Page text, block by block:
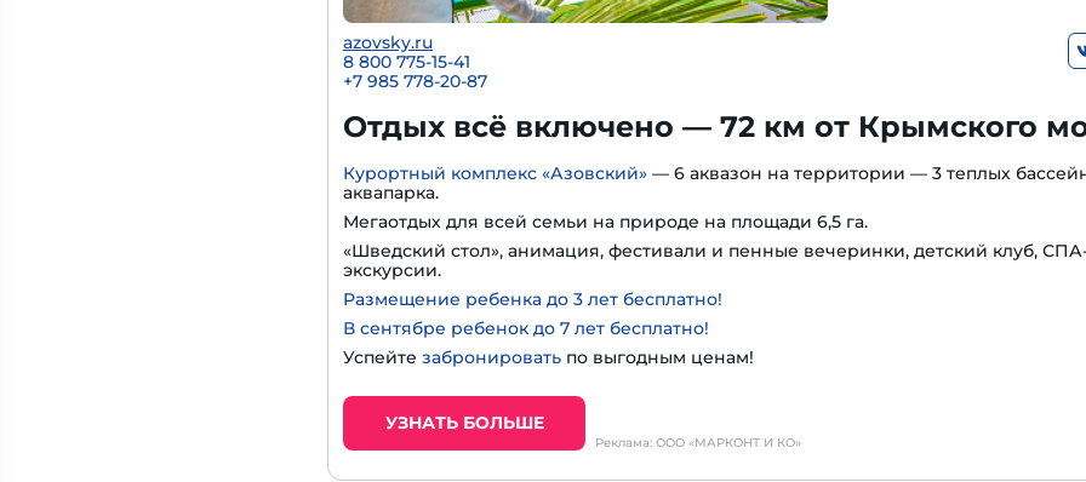
azovsky.ru
8 800 775-15-41
+7 985 778-20-87
Отдых всё включено — 72 км от Крымского
Курортный комплекс «Азовский» — 6 аквазон на территории — 3 теплых
аквапарка.
Мегаотдых для всей семьи на природе на площади 6,5 га.
«Шведский стол», анимация, фестивали и пенные вечеринки, детский клуб,
экскурсии.
Размещение ребенка до 3 лет бесплатно!
В сентябре ребенок до 7 лет бесплатно!
Успейте забронировать по выгодным ценам!
УЗНАТЬ БОЛЬШЕ
Реклама: ООО «МАРКОНТ И КО»